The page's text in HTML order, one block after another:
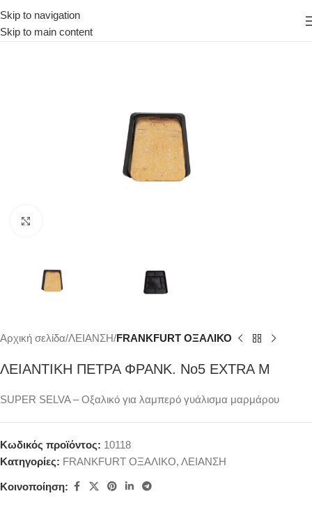
Skip to navigation
Skip to main content
Αρχική σελίδα ΛΕΙΑΝΣΗ FRANKFURT ΟΞΑΛΙΚΟ
ΛΕΙΑΝΤΙΚΗ ΠΕΤΡΑ ΦΡΑΝΚ. Νο5 EXTRA M
SUPER SELVA – Οξαλικό για λαμπερό γυάλισμα μαρμάρου
Κωδικός προϊόντος: 10118
Κατηγορίες: FRANKFURT ΟΞΑΛΙΚΟ, ΛΕΙΑΝΣΗ
Κοινοποίηση: